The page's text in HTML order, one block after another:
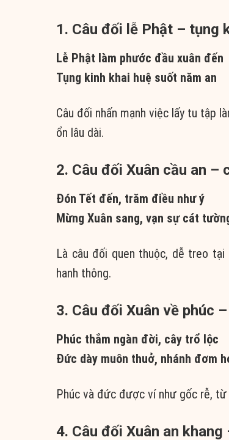
1. Câu đối lễ Phật – tụng
Lễ Phật làm phước đầu xuân đến
Tụng kinh khai huệ suốt năm an
Câu đối nhấn mạnh việc lấy tu tập
ổn lâu dài.
2. Câu đối Xuân cầu an –
Đón Tết đến, trăm điều như ý
Mừng Xuân sang, vạn sự cát
Là câu đối quen thuộc, dễ treo
hanh thông.
3. Câu đối Xuân về phúc
Phúc thắm ngàn đời, cây trổ lộc
Đức dày muôn thuở, nhánh đơm
Phúc và đức được ví như gốc rễ,
4. Câu đối Xuân an